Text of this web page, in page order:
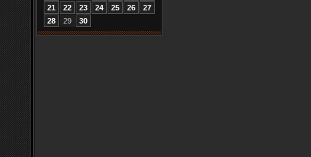
21
22 23 24 25 26
27
28
29 30